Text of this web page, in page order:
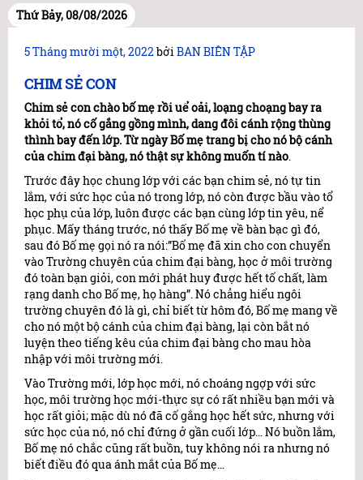
Thứ Bảy, 08/08/2026
Đăng
5 Tháng mười một, 2022bởiBAN BIÊN TẬP
CHIM SẺ CON
Chim sẻ con chào bố mẹ rồi uể oải, loạng choạng bay ra
khỏi tổ, nó cố gắng gồng mình, dang đôi cánh rộng thùng
thình bay đến lớp. Từ ngày Bố mẹ trang bị cho nó bộ cánh
của chim đại bàng, nó thật sự không muốn tí nào.
Trước đây học chung lớp với các bạn chim sẻ, nó tự tin
lắm, với sức học của nó trong lớp, nó còn được bầu vào tổ
học phụ của lớp, luôn được các bạn cùng lớp tin yêu, nể
phục. Mấy tháng trước, nó thấy Bố mẹ về bàn bạc gì đó,
sau đó Bố mẹ gọi nó ra nói:”Bố mẹ đã xin cho con chuyển
vào Trường chuyên của chim đại bàng, học ở môi trường
đó toàn bạn giỏi, con mới phát huy được hết tố chất, làm
rạng danh cho Bố mẹ, họ hàng”. Nó chẳng hiểu ngôi
trường chuyên đó là gì, chỉ biết từ hôm đó, Bố mẹ mang về
cho nó một bộ cánh của chim đại bàng, lại còn bắt nó
luyện theo tiếng kêu của chim đại bàng cho mau hòa
nhập với môi trường mới.
Vào Trường mới, lớp học mới, nó choáng ngợp với sức
học, môi trường học mới-thực sự có rất nhiều bạn mới và
học rất giỏi; mặc dù nó đã cố gắng học hết sức, nhưng với
sức học của nó, nó chỉ đứng ở gần cuối lớp… Nó buồn lắm,
Bố mẹ nó chắc cũng rất buồn, tuy không nói ra nhưng nó
biết điều đó qua ánh mắt của Bố mẹ…